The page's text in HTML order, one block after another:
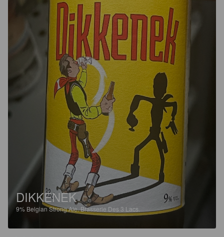
DIKKENEK
9% Belgian Strong Ale.Brasserie Des 3 Lacs.